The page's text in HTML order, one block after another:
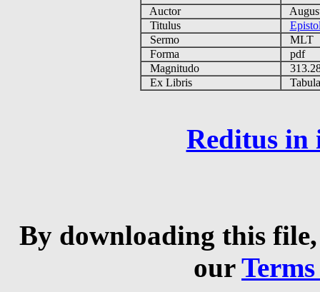
Auctor
Titulus
Sermo
MLT
Forma
pdf
Magnitudo
Ex Libris
Reditus in
By downloading this
our